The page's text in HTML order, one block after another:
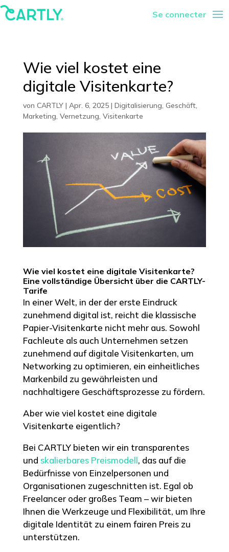
Se connecter
Wie viel kostet eine
digitale Visitenkarte?
von CARTLY| Apr. 6, 2025| Digitalisierung, Geschäft,
Marketing, Vernetzung, Visitenkarte
Wie viel kostet eine digitale Visitenkarte?
Eine vollständige Übersicht über die CARTLY-
Tarife
In einer Welt, in der der erste Eindruck
zunehmend digital ist, reicht die klassische
Papier-Visitenkarte nicht mehr aus. Sowohl
Fachleute als auch Unternehmen setzen
zunehmend auf digitale Visitenkarten, um
Networking zu optimieren, ein einheitliches
Markenbild zu gewährleisten und
nachhaltigere Geschäftsprozesse zu fördern.
Aber wie viel kostet eine digitale
Visitenkarte eigentlich?
Bei CARTLY bieten wir ein transparentes
und skalierbares Preismodell, das auf die
Bedürfnisse von Einzelpersonen und
Organisationen zugeschnitten ist. Egal ob
Freelancer oder großes Team – wir bieten
Ihnen die Werkzeuge und Flexibilität, um Ihre
digitale Identität zu einem fairen Preis zu
unterstützen.